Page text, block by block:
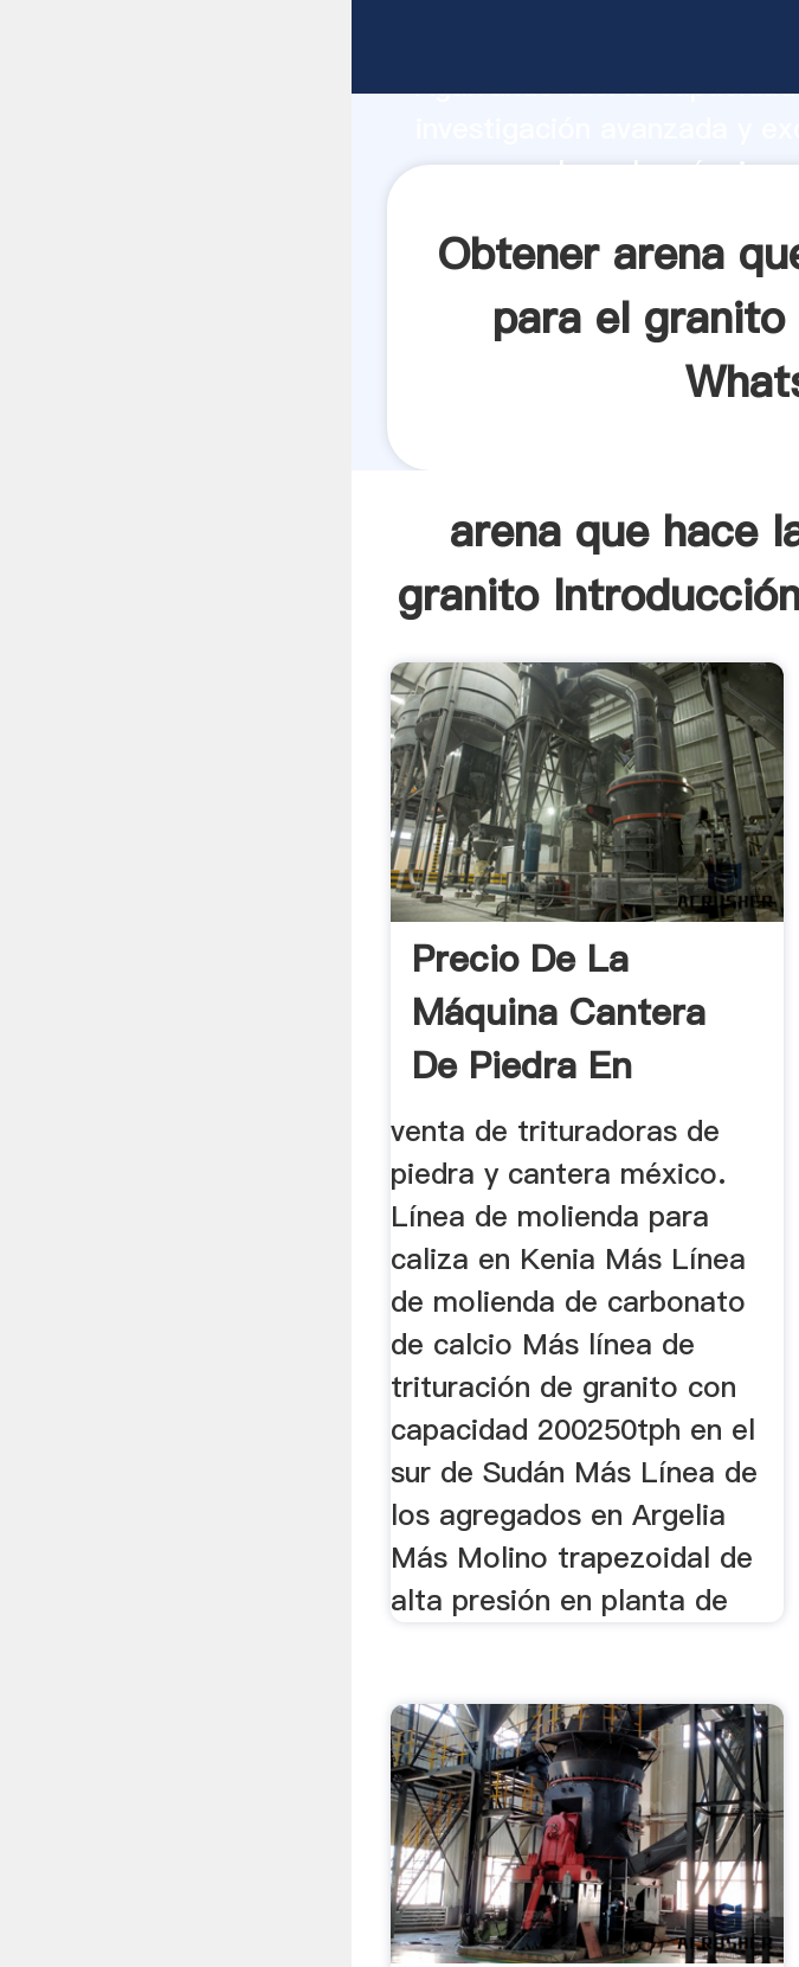
Agarrando fuerte
arena que hace la
Obtener arena
para el
arena que hace
granito
Precio De La
Máquina Cantera
De Piedra En
México
venta de trituradoras de
piedra y cantera méxico.
Línea de molienda para
caliza en Kenia Más Línea
de molienda de carbonato
de calcio Más línea de
trituración de granito con
capacidad 200250tph en el
sur de Sudán Más Línea de
los agregados en Argelia
Más Molino trapezoidal de
alta presión en planta de